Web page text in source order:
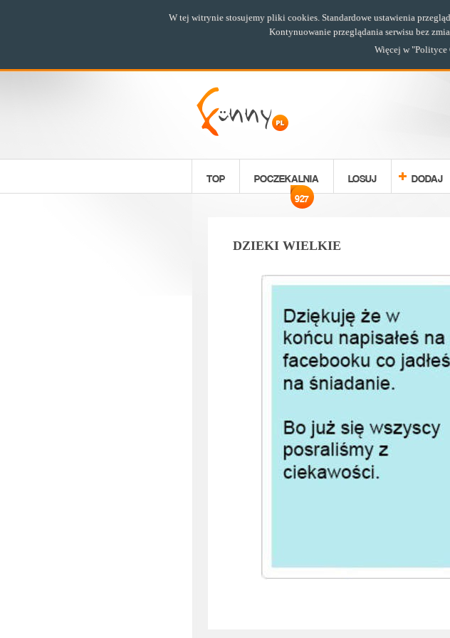
TOP POCZEKALNIA
927
LOSUJ DODAJ
DZIEKI WIELKIE
W tej witrynie stosujemy pliki cookies. Standardowe ustawienia
Kontynuowanie przeglądania serwisu bez
Więcej w "Polityce